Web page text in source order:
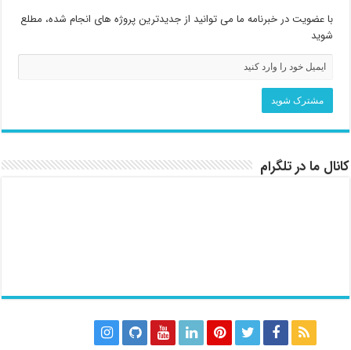
با عضویت در خبرنامه ما می توانید از جدیدترین پروژه های انجام شده، مطلع
شوید
کانال ما در تلگرام